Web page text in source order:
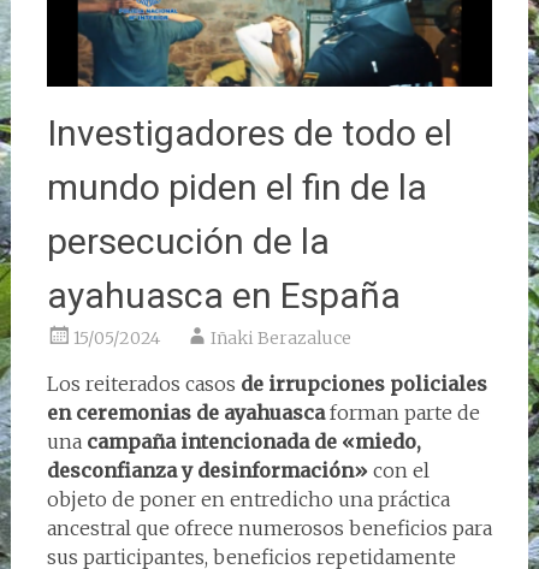
Investigadores de todo el
mundo piden el fin de la
persecución de la
ayahuasca en España
15/05/2024 Iñaki Berazaluce
Los reiterados casos de irrupciones policiales
en ceremonias de ayahuascaforman parte de
una campaña intencionada de «miedo,
desconfianza y desinformación»con el
objeto de poner en entredicho una práctica
ancestral que ofrece numerosos beneficios para
sus participantes, beneficios repetidamente